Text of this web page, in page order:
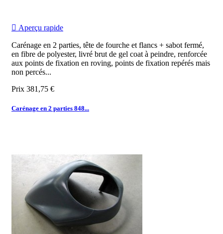
 Aperçu rapide
Carénage en 2 parties, tête de fourche et flancs + sabot fermé,
en fibre de polyester, livré brut de gel coat à peindre, renforcée
aux points de fixation en roving, points de fixation repérés mais
non percés...
Prix 381,75 €
Carénage en 2 parties 848...